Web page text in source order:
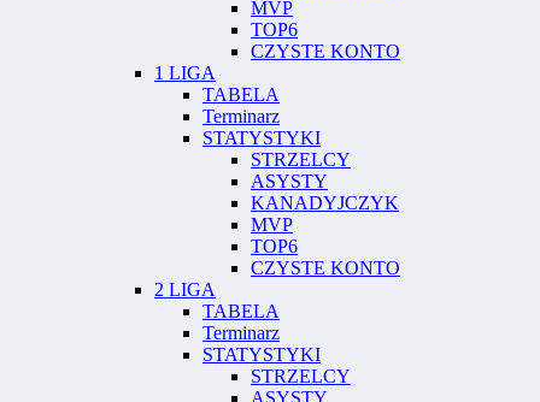
MVP
TOP6
CZYSTE KONTO
1 LIGA
TABELA
Terminarz
STATYSTYKI
STRZELCY
ASYSTY
KANADYJCZYK
MVP
TOP6
CZYSTE KONTO
2 LIGA
TABELA
Terminarz
STATYSTYKI
STRZELCY
ASYSTY